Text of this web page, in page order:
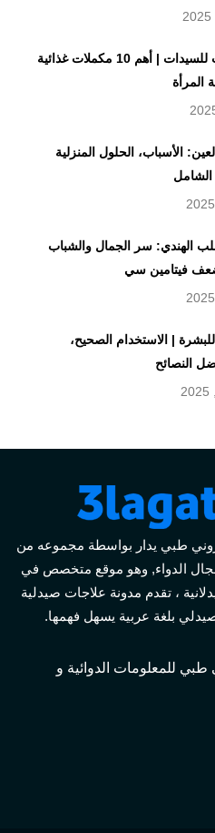
أفضل فيتامينات للسيدات | أهم 10 مكملات غذائية
المرأة
الأسباب، الحلول المنزلية
الشامل
الهندي: سر الجمال والشباب
للبشرة | الاستخدام الصحيح،
النصائح
طبي يدار بواسطة مجموعه من
مجال الدواء, وهو موقع متخصص في
، تقدم مدونة علاجات صيدلية
بلغة عربية يسهل فهمها.
للمعلومات الدوائية و